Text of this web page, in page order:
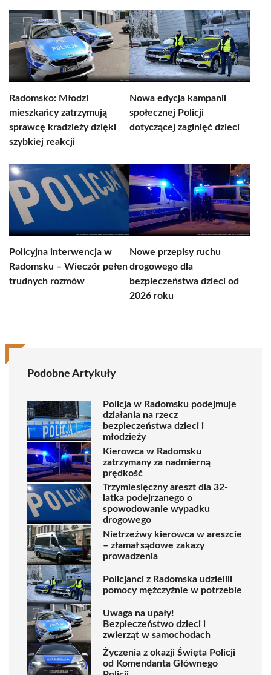
Radomsko: Młodzi
mieszkańcy zatrzymują
sprawcę kradzieży dzięki
szybkiej reakcji
Nowa edycja kampanii
społecznej Policji
dotyczącej zaginięć dzieci
Policyjna interwencja w
Radomsku – Wieczór pełen
trudnych rozmów
Nowe przepisy ruchu
drogowego dla
bezpieczeństwa dzieci od
2026 roku
Podobne Artykuły
Policja w Radomsku podejmuje
działania na rzecz
bezpieczeństwa dzieci i
młodzieży
Kierowca w Radomsku
zatrzymany za nadmierną
prędkość
Trzymiesięczny areszt dla 32-
latka podejrzanego o
spowodowanie wypadku
drogowego
Nietrzeźwy kierowca w areszcie
– złamał sądowe zakazy
prowadzenia
Policjanci z Radomska udzielili
pomocy mężczyźnie w potrzebie
Uwaga na upały!
Bezpieczeństwo dzieci i
zwierząt w samochodach
Życzenia z okazji Święta Policji
od Komendanta Głównego